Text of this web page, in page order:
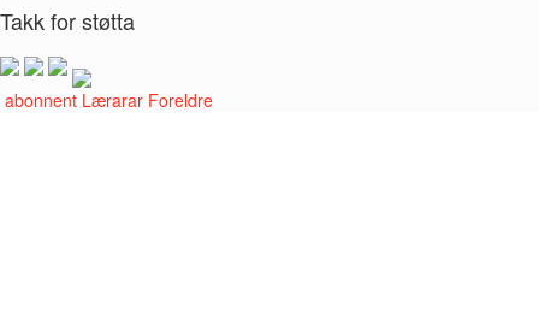
Takk for støtta
abonnent Lærarar Foreldre